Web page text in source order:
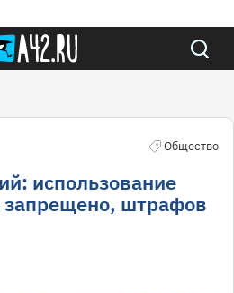
Общество
использование
запрещено, штрафов